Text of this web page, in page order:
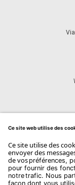
ABONNEZ-